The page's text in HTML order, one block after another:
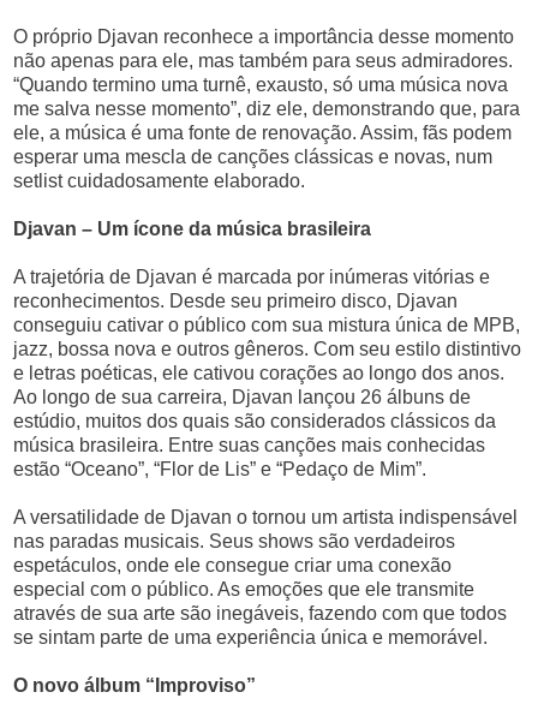
O próprio Djavan reconhece a importância desse momento
não apenas para ele, mas também para seus admiradores.
“Quando termino uma turnê, exausto, só uma música nova
me salva nesse momento”, diz ele, demonstrando que, para
ele, a música é uma fonte de renovação. Assim, fãs podem
esperar uma mescla de canções clássicas e novas, num
setlist cuidadosamente elaborado.
Djavan – Um ícone da música brasileira
A trajetória de Djavan é marcada por inúmeras vitórias e
reconhecimentos. Desde seu primeiro disco, Djavan
conseguiu cativar o público com sua mistura única de MPB,
jazz, bossa nova e outros gêneros. Com seu estilo distintivo
e letras poéticas, ele cativou corações ao longo dos anos.
Ao longo de sua carreira, Djavan lançou 26 álbuns de
estúdio, muitos dos quais são considerados clássicos da
música brasileira. Entre suas canções mais conhecidas
estão “Oceano”, “Flor de Lis” e “Pedaço de Mim”.
A versatilidade de Djavan o tornou um artista indispensável
nas paradas musicais. Seus shows são verdadeiros
espetáculos, onde ele consegue criar uma conexão
especial com o público. As emoções que ele transmite
através de sua arte são inegáveis, fazendo com que todos
se sintam parte de uma experiência única e memorável.
O novo álbum “Improviso”